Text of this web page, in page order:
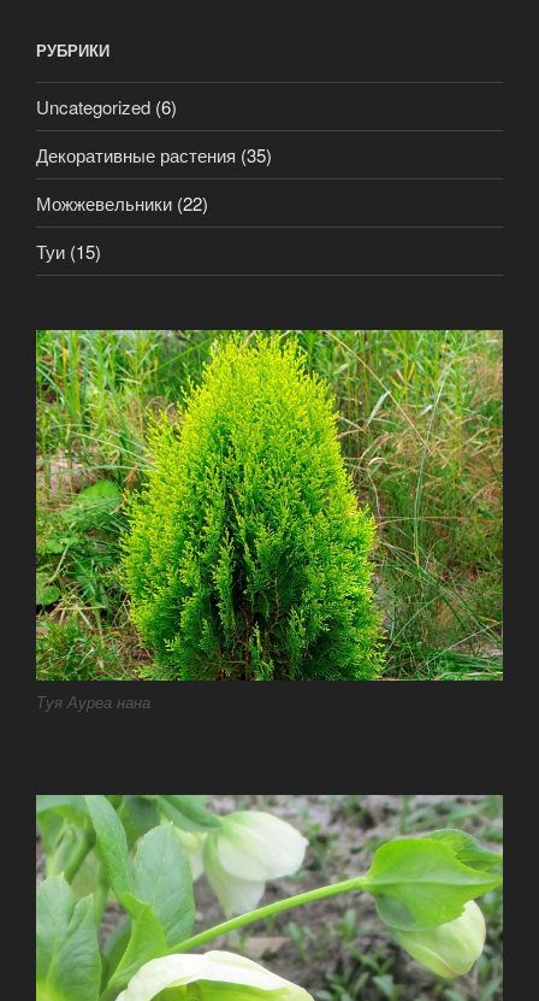
РУБРИКИ
Uncategorized (6)
Декоративные растения (35)
Можжевельники (22)
Туи (15)
Туя Ауреа нана